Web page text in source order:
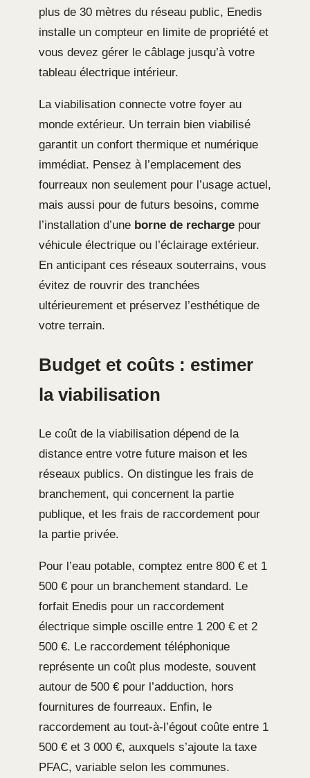
plus de 30 mètres du réseau public, Enedis
installe un compteur en limite de propriété et
vous devez gérer le câblage jusqu’à votre
tableau électrique intérieur.
La viabilisation connecte votre foyer au
monde extérieur. Un terrain bien viabilisé
garantit un confort thermique et numérique
immédiat. Pensez à l’emplacement des
fourreaux non seulement pour l’usage actuel,
mais aussi pour de futurs besoins, comme
l’installation d’une borne de recharge pour
véhicule électrique ou l’éclairage extérieur.
En anticipant ces réseaux souterrains, vous
évitez de rouvrir des tranchées
ultérieurement et préservez l’esthétique de
votre terrain.
Budget et coûts : estimer
la viabilisation
Le coût de la viabilisation dépend de la
distance entre votre future maison et les
réseaux publics. On distingue les frais de
branchement, qui concernent la partie
publique, et les frais de raccordement pour
la partie privée.
Pour l’eau potable, comptez entre 800 € et 1
500 € pour un branchement standard. Le
forfait Enedis pour un raccordement
électrique simple oscille entre 1 200 € et 2
500 €. Le raccordement téléphonique
représente un coût plus modeste, souvent
autour de 500 € pour l’adduction, hors
fournitures de fourreaux. Enfin, le
raccordement au tout-à-l’égout coûte entre 1
500 € et 3 000 €, auxquels s’ajoute la taxe
PFAC, variable selon les communes.